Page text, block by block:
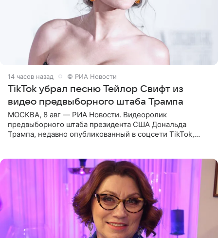
14 часов назад © РИА Новости
TikTok убрал песню Тейлор Свифт из
видео предвыборного штаба Трампа
МОСКВА, 8 авг — РИА Новости. Видеоролик
предвыборного штаба президента США Дональда
Трампа, недавно опубликованный в соцсети TikTok,